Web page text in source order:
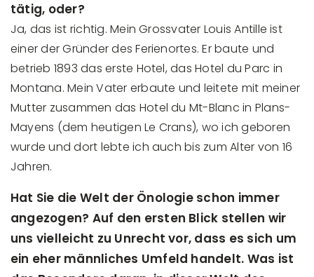
tätig, oder?
Ja, das ist richtig. Mein Grossvater Louis Antille ist
einer der Gründer des Ferienortes. Er baute und
betrieb 1893 das erste Hotel, das Hotel du Parc in
Montana. Mein Vater erbaute und leitete mit meiner
Mutter zusammen das Hotel du Mt-Blanc in Plans-
Mayens (dem heutigen Le Crans), wo ich geboren
wurde und dort lebte ich auch bis zum Alter von 16
Jahren.
Hat Sie die Welt der Önologie schon immer
angezogen? Auf den ersten Blick stellen wir
uns vielleicht zu Unrecht vor, dass es sich um
ein eher männliches Umfeld handelt. Was ist